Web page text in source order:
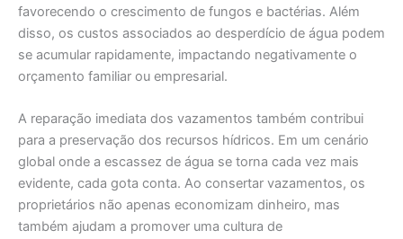
favorecendo o crescimento de fungos e bactérias. Além
disso, os custos associados ao desperdício de água podem
se acumular rapidamente, impactando negativamente o
orçamento familiar ou empresarial.
A reparação imediata dos vazamentos também contribui
para a preservação dos recursos hídricos. Em um cenário
global onde a escassez de água se torna cada vez mais
evidente, cada gota conta. Ao consertar vazamentos, os
proprietários não apenas economizam dinheiro, mas
também ajudam a promover uma cultura de